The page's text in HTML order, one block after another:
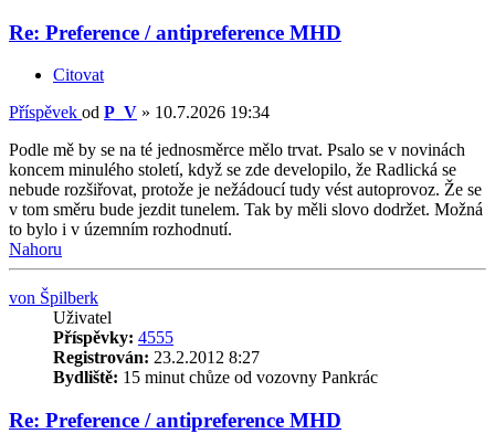
Re: Preference / antipreference MHD
Citovat
Příspěvek od P_V » 10.7.2026 19:34
Podle mě by se na té jednosměrce mělo trvat. Psalo se v novinách
koncem minulého století, když se zde developilo, že Radlická se
nebude rozšiřovat, protože je nežádoucí tudy vést autoprovoz. Že se
v tom směru bude jezdit tunelem. Tak by měli slovo dodržet. Možná
to bylo i v územním rozhodnutí.
Nahoru
von Špilberk
Uživatel
Příspěvky: 4555
Registrován: 23.2.2012 8:27
Bydliště: 15 minut chůze od vozovny Pankrác
Re: Preference / antipreference MHD